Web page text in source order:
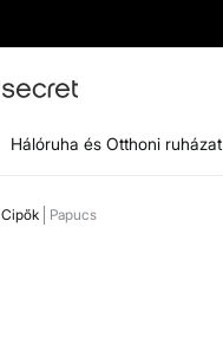
Hálóruha és Otthoni ruházat
Cipők Papucs